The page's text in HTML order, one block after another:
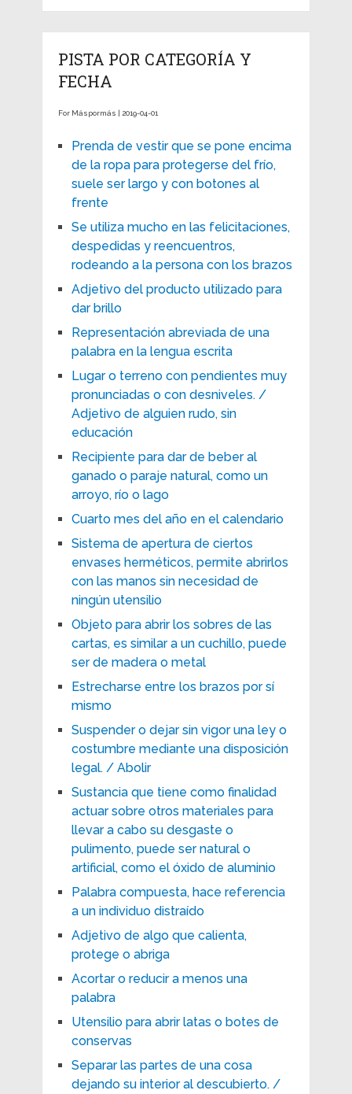
PISTA POR CATEGORÍA Y
FECHA
For Máspormás | 2019-04-01
Prenda de vestir que se pone encima
de la ropa para protegerse del frío,
suele ser largo y con botones al
frente
Se utiliza mucho en las felicitaciones,
despedidas y reencuentros,
rodeando a la persona con los brazos
Adjetivo del producto utilizado para
dar brillo
Representación abreviada de una
palabra en la lengua escrita
Lugar o terreno con pendientes muy
pronunciadas o con desniveles. /
Adjetivo de alguien rudo, sin
educación
Recipiente para dar de beber al
ganado o paraje natural, como un
arroyo, río o lago
Cuarto mes del año en el calendario
Sistema de apertura de ciertos
envases herméticos, permite abrirlos
con las manos sin necesidad de
ningún utensilio
Objeto para abrir los sobres de las
cartas, es similar a un cuchillo, puede
ser de madera o metal
Estrecharse entre los brazos por sí
mismo
Suspender o dejar sin vigor una ley o
costumbre mediante una disposición
legal. / Abolir
Sustancia que tiene como finalidad
actuar sobre otros materiales para
llevar a cabo su desgaste o
pulimento, puede ser natural o
artificial, como el óxido de aluminio
Palabra compuesta, hace referencia
a un individuo distraído
Adjetivo de algo que calienta,
protege o abriga
Acortar o reducir a menos una
palabra
Utensilio para abrir latas o botes de
conservas
Separar las partes de una cosa
dejando su interior al descubierto. /